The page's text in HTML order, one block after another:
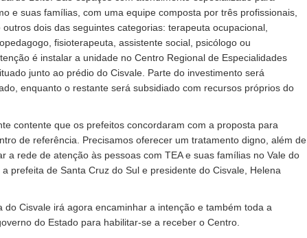
e suas famílias, com uma equipe composta por três profissionais,
dois das seguintes categorias: terapeuta ocupacional,
fisioterapeuta, assistente social, psicólogo ou
é instalar a unidade no Centro Regional de Especialidades
junto ao prédio do Cisvale. Parte do investimento será
enquanto o restante será subsidiado com recursos próprios do
contente que os prefeitos concordaram com a proposta para
de referência. Precisamos oferecer um tratamento digno, além de
a rede de atenção às pessoas com TEA e suas famílias no Vale do
a prefeita de Santa Cruz do Sul e presidente do Cisvale, Helena
do Cisvale irá agora encaminhar a intenção e também toda a
do Estado para habilitar-se a receber o Centro.